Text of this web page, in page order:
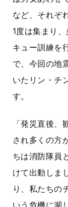
など、それぞ
1度は集まり
キュー訓練を
で、今回の地
いたリン・チ
す。
「発災直後
され多くの方
ちは消防隊員
けて出動しま
り、私たちの
いう危機に瀕